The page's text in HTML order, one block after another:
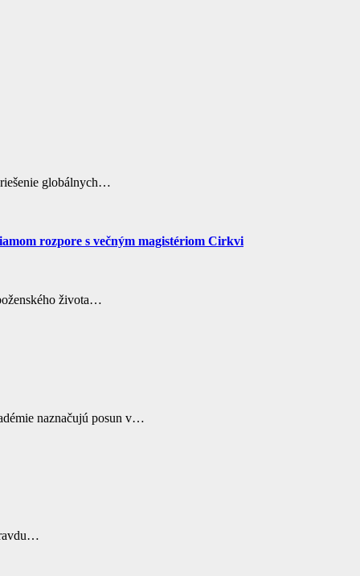
globálnych…
rozpore s večným magistériom Cirkvi
života…
naznačujú posun v…